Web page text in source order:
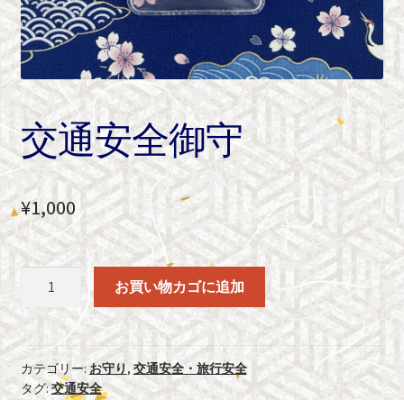
交通安全御守
¥1,000
安
全
御
守
お買い物カゴに追加
カテゴリー:お守り,交通安全・旅行安全
タグ:交通安全